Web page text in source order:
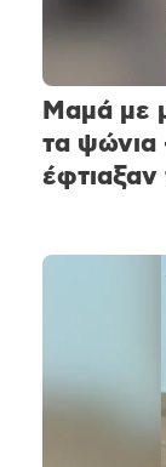
Μαμά με
τα ψώνια
έφτιαξαν